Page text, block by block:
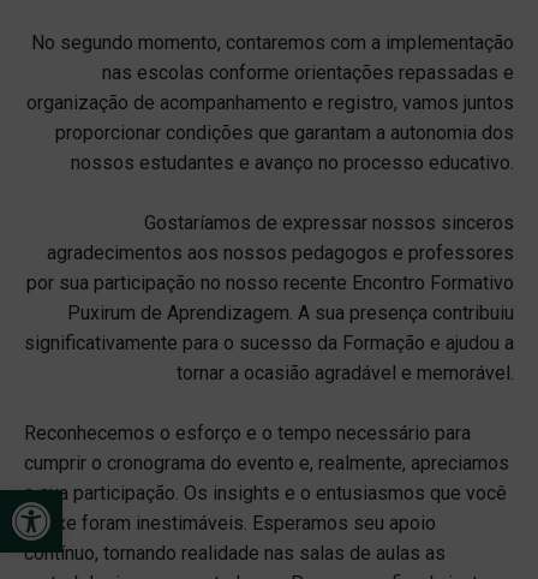
Open toolbar
No segundo momento, contaremos com a implementação
nas escolas conforme orientações repassadas e
organização de acompanhamento e registro, vamos juntos
proporcionar condições que garantam a autonomia dos
nossos estudantes e avanço no processo educativo.
Gostaríamos de expressar nossos sinceros
agradecimentos aos nossos pedagogos e professores
por sua participação no nosso recente Encontro Formativo
Puxirum de Aprendizagem. A sua presença contribuiu
significativamente para o sucesso da Formação e ajudou a
tornar a ocasião agradável e memorável.
Reconhecemos o esforço e o tempo necessário para
cumprir o cronograma do evento e, realmente, apreciamos
a sua participação. Os insights e o entusiasmos que você
trouxe foram inestimáveis. Esperamos seu apoio
contínuo, tornando realidade nas salas de aulas as